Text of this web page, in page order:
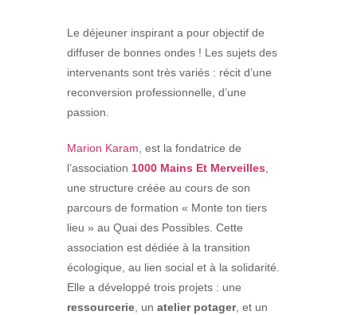
Le déjeuner inspirant a pour objectif de
diffuser de bonnes ondes ! Les sujets des
intervenants sont très variés : récit d’une
reconversion professionnelle, d’une
passion.
Marion Karam , est la fondatrice de
l’association 1000 Mains Et Merveilles
une structure créée au cours de son
parcours de formation « Monte ton tiers
lieu » au Quai des Possibles. Cette
association est dédiée à la transition
écologique, au lien social et à la solidarité.
Elle a développé trois projets : une
ressourcerie , un atelier potager, et un